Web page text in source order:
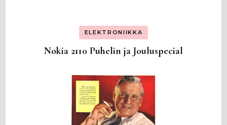
ELEKTRONIIKKA
Nokia 2110 Puhelin ja Jouluspecial